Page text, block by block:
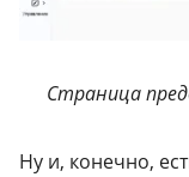
Страница
Ну и, конечно,